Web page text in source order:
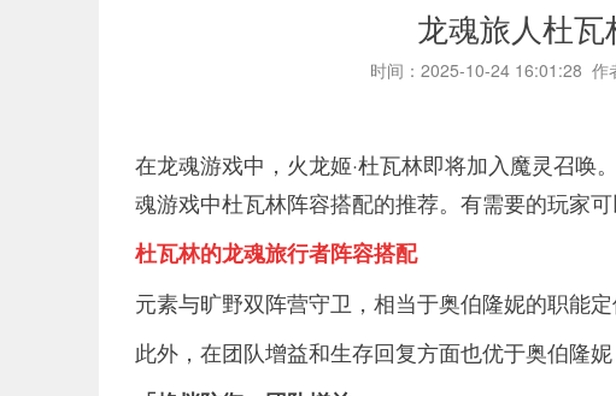
龙魂旅人杜
时间：2025-10-24 16:01:28 作
在龙魂游戏中，火龙姬·杜瓦林即将加入魔灵召唤
魂游戏中杜瓦林阵容搭配的推荐。有需要的玩家可
杜瓦林的龙魂旅行者阵容搭配
元素与旷野双阵营守卫，相当于奥伯隆妮的职能
此外，在团队增益和生存回复方面也优于奥伯隆